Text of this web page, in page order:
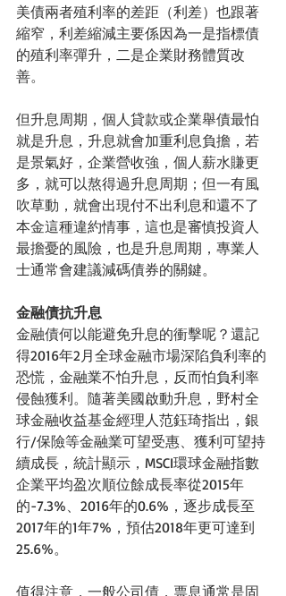
美債兩者殖利率的差距（利差）也跟著
縮窄，利差縮減主要係因為一是指標債
的殖利率彈升，二是企業財務體質改
善。
但升息周期，個人貸款或企業舉債最怕
就是升息，升息就會加重利息負擔，若
是景氣好，企業營收強，個人薪水賺更
多，就可以熬得過升息周期；但一有風
吹草動，就會出現付不出利息和還不了
本金這種違約情事，這也是審慎投資人
最擔憂的風險，也是升息周期，專業人
士通常會建議減碼債券的關鍵。
金融債抗升息
金融債何以能避免升息的衝擊呢？還記
得2016年2月全球金融市場深陷負利率的
恐慌，金融業不怕升息，反而怕負利率
侵蝕獲利。隨著美國啟動升息，野村全
球金融收益基金經理人范鈺琦指出，銀
行/保險等金融業可望受惠、獲利可望持
續成長，統計顯示，MSCI環球金融指數
企業平均盈次順位餘成長率從2015年
的-7.3%、2016年的0.6%，逐步成長至
2017年的1年7%，預估2018年更可達到
25.6%。
值得注意，一般公司債，票息通常是固